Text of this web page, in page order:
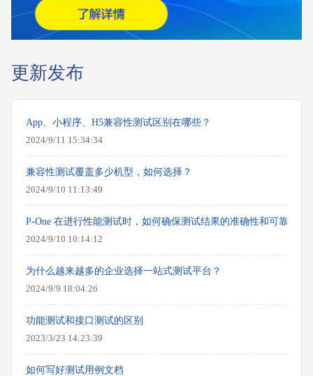
更新发布
App、小程序、H5兼容性测试区别在哪些？
2024/9/11 15:34:34
兼容性测试覆盖多少机型，如何选择？
2024/9/10 11:13:49
P-One 在进行性能测试时，如何确保测试结果的准确性和可靠性？
2024/9/10 10:14:12
为什么越来越多的企业选择一站式测试平台？
2024/9/9 18:04:26
功能测试和接口测试的区别
2023/3/23 14:23:39
如何写好测试用例文档